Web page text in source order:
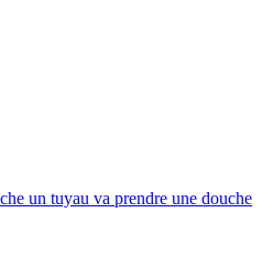
un tuyau va prendre une douche